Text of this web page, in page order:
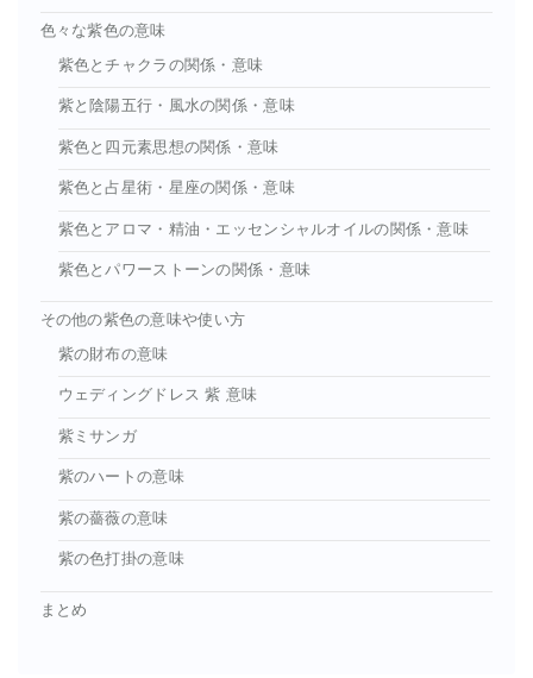
色々な紫色の意味
紫色とチャクラの関係・意味
紫と陰陽五行・風水の関係・意味
紫色と四元素思想の関係・意味
紫色と占星術・星座の関係・意味
紫色とアロマ・精油・エッセンシャルオイルの関係・意味
紫色とパワーストーンの関係・意味
その他の紫色の意味や使い方
紫の財布の意味
ウェディングドレス 紫 意味
紫ミサンガ
紫のハートの意味
紫の薔薇の意味
紫の色打掛の意味
まとめ